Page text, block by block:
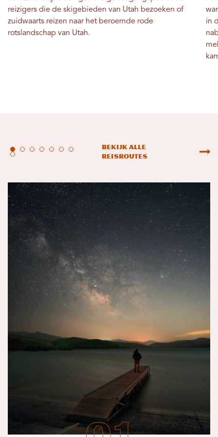
reizigers die de skigebieden van Utah bezoeken of
zuidwaarts reizen naar het beroemde rode
rotslandschap van Utah.
in
Bekijk alle
reisroutes